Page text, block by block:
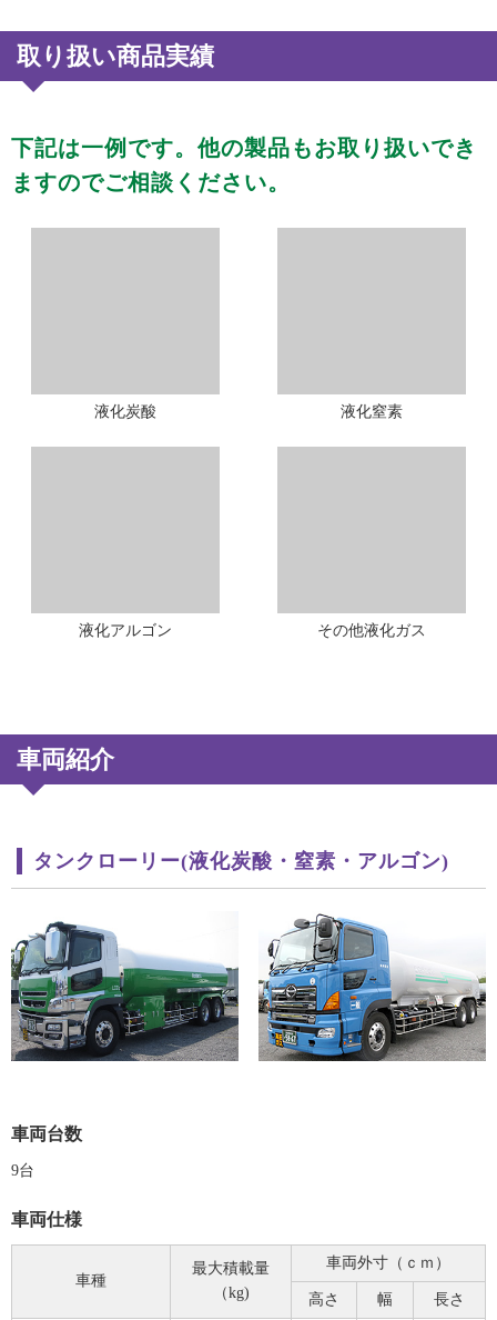
取り扱い商品実績
下記は一例です。 他の製品もお取り扱いでき
ますのでご相談ください。
液化炭酸 液化窒素
液化アルゴン その他液化ガス
車両紹介
タンクローリー(液化炭酸・窒素・アルゴン)
車両台数
9台
車両仕様
車種
最大積載量
（kg)
車両外寸（ｃｍ）
高さ 幅 長さ